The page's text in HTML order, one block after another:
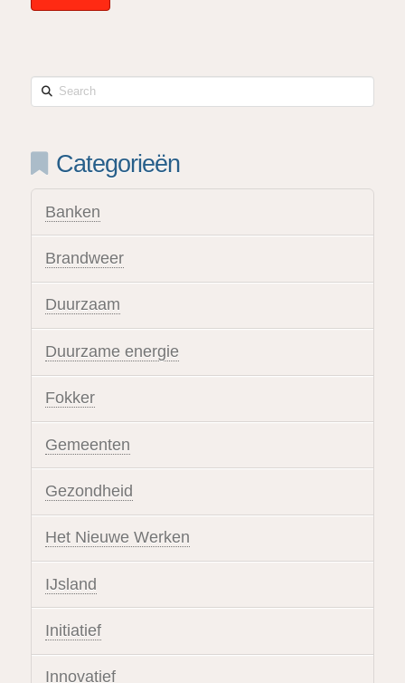
Search
Categorieën
Banken
Brandweer
Duurzaam
Duurzame energie
Fokker
Gemeenten
Gezondheid
Het Nieuwe Werken
IJsland
Initiatief
Innovatief